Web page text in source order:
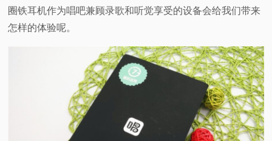
验
圈铁耳机作为唱吧兼顾录歌和听觉享受的设备会给我们带来
怎样的体验呢。